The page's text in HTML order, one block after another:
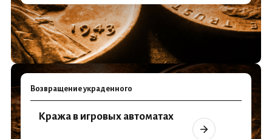
Возвращение украденного
Кража в игровых автоматах